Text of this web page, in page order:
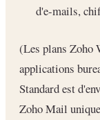
d'e-mails,
(Les plans Zoho
applications
Standard est
Zoho Mail